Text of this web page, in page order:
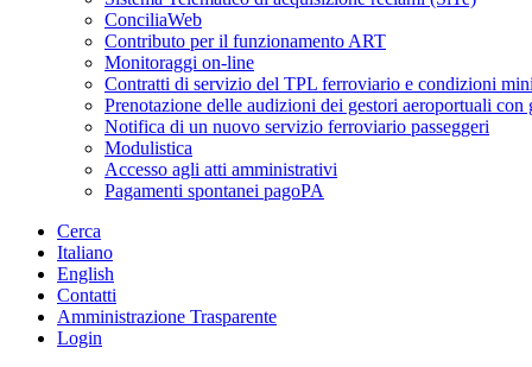
ConciliaWeb
Contributo per il funzionamento ART
Monitoraggi on-line
Contratti di servizio del TPL ferroviario e condizioni
Prenotazione delle audizioni dei gestori aeroportuali con
Notifica di un nuovo servizio ferroviario passeggeri
Modulistica
Accesso agli atti amministrativi
Pagamenti spontanei pagoPA
Cerca
Italiano
English
Contatti
Amministrazione Trasparente
Login